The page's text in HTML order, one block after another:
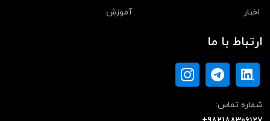
اخبار
آموزش
ارتباط با ما
شماره تماس: